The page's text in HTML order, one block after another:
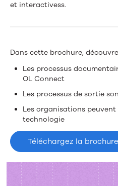
d’OL
et interactivess.
Dans cette brochure,
Les processus
OL Connect
Les processus de sortie
Les organisations
technologie
Téléchargez la brochure